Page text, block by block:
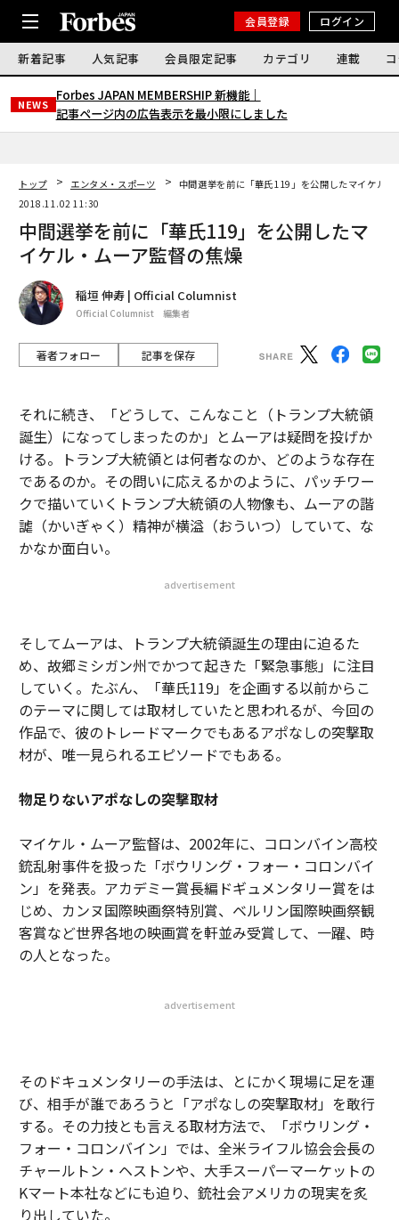
会員登録 ログイン
新着記事 人気記事 会員限定記事 カテゴリ 連載
NEWS
Forbes JAPAN MEMBERSHIP 新機能｜
記事ページ内の広告表示を最小限にしました
トップ エンタメ・スポーツ
中間選挙を前に「華氏119」を公開したマイケル・
2018.11.02 11:30
中間選挙を前に「華氏119」を公開したマ
イケル・ムーア監督の焦燥
稲垣 伸寿 | Official Columnist
Official Columnist 編集者
著者フォロー 記事を保存
それに続き、「どうして、こんなこと（トランプ大統領
誕生）になってしまったのか」とムーアは疑問を投げか
ける。トランプ大統領とは何者なのか、どのような存在
であるのか。その問いに応えるかのように、パッチワー
クで描いていくトランプ大統領の人物像も、ムーアの諧
謔（かいぎゃく）精神が横溢（おういつ）していて、な
かなか面白い。
advertisement
そしてムーアは、トランプ大統領誕生の理由に迫るた
め、故郷ミシガン州でかつて起きた「緊急事態」に注目
していく。たぶん、「華氏119」を企画する以前からこ
のテーマに関しては取材していたと思われるが、今回の
作品で、彼のトレードマークでもあるアポなしの突撃取
材が、唯一見られるエピソードでもある。
物足りないアポなしの突撃取材
マイケル・ムーア監督は、2002年に、コロンバイン高校
銃乱射事件を扱った「ボウリング・フォー・コロンバイ
ン」を発表。アカデミー賞長編ドギュメンタリー賞をは
じめ、カンヌ国際映画祭特別賞、ベルリン国際映画祭観
客賞など世界各地の映画賞を軒並み受賞して、一躍、時
の人となった。
advertisement
そのドキュメンタリーの手法は、とにかく現場に足を運
び、相手が誰であろうと「アポなしの突撃取材」を敢行
する。その力技とも言える取材方法で、「ボウリング・
フォー・コロンバイン」では、全米ライフル協会会長の
チャールトン・ヘストンや、大手スーパーマーケットの
Kマート本社などにも迫り、銃社会アメリカの現実を炙
り出していた。